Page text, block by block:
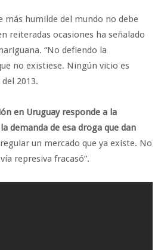
más humilde del mundo no debe
reiteradas ocasiones ha señalado
“No defiendo la
no existiese. Ningún vicio es
2013.
en Uruguay responde a la
demanda de esa droga que dan
un mercado que ya existe. No
represiva fracasó”.